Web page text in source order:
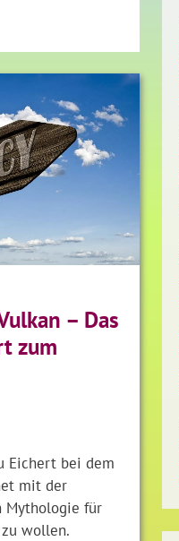
– Das
zum
Eichert bei dem
mit der
Mythologie für
wollen.